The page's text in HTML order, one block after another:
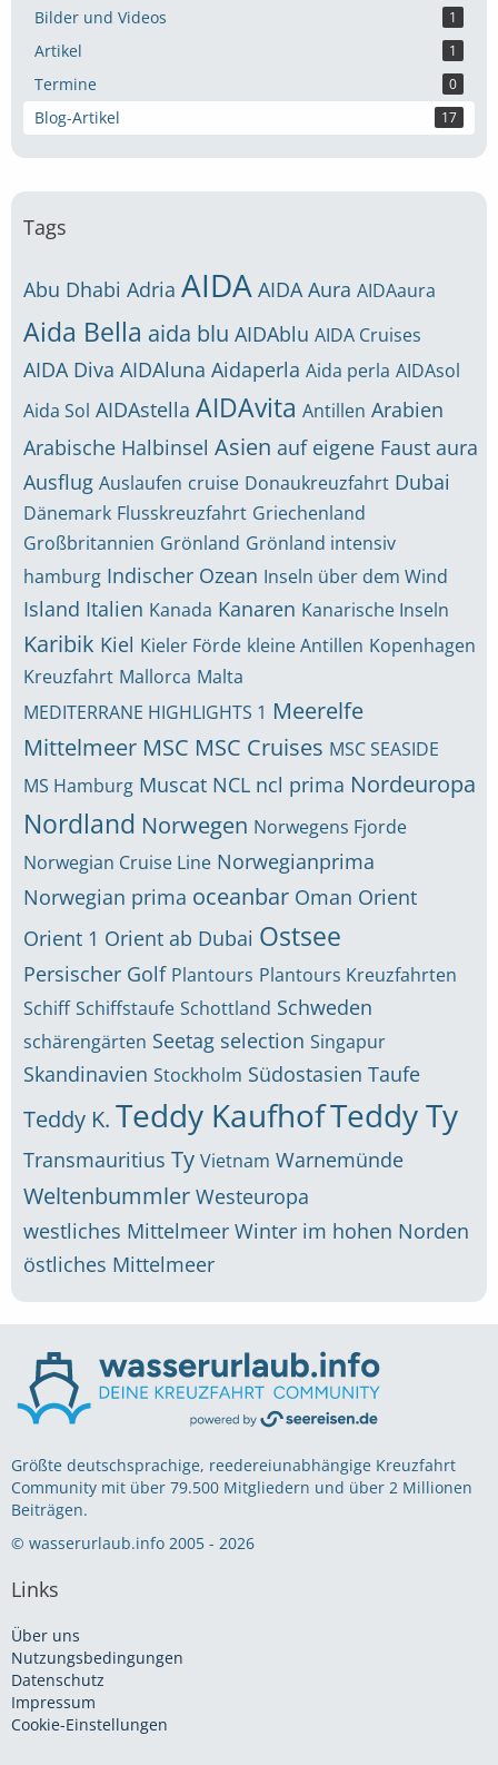
Bilder und Videos 1
Artikel 1
Termine 0
Blog-Artikel 17
Tags
Abu Dhabi Adria AIDA AIDA Aura AIDAaura
Aida Bella aida blu AIDAblu AIDA Cruises
AIDA Diva AIDAluna Aidaperla Aida perla AIDAsol
Aida Sol AIDAstella AIDAvita Antillen Arabien
Arabische Halbinsel Asien auf eigene Faust aura
Ausflug Auslaufen cruise Donaukreuzfahrt Dubai
Dänemark Flusskreuzfahrt Griechenland
Großbritannien Grönland Grönland intensiv
hamburg Indischer Ozean Inseln über dem Wind
Island Italien Kanada Kanaren Kanarische Inseln
Karibik Kiel Kieler Förde kleine Antillen Kopenhagen
Kreuzfahrt Mallorca Malta
MEDITERRANE HIGHLIGHTS 1 Meerelfe
Mittelmeer MSC MSC Cruises MSC SEASIDE
MS Hamburg Muscat NCL ncl prima Nordeuropa
Nordland Norwegen Norwegens Fjorde
Norwegian Cruise Line Norwegianprima
Norwegian prima oceanbar Oman Orient
Orient 1 Orient ab Dubai Ostsee
Persischer Golf Plantours Plantours Kreuzfahrten
Schiff Schiffstaufe Schottland Schweden
schärengärten Seetag selection Singapur
Skandinavien Stockholm Südostasien Taufe
Teddy K. Teddy KaufhofTeddy Ty
Transmauritius Ty Vietnam Warnemünde
Weltenbummler Westeuropa
westliches Mittelmeer Winter im hohen Norden
östliches Mittelmeer
Größte deutschsprachige, reedereiunabhängige Kreuzfahrt
Community mit über 79.500 Mitgliedern und über 2 Millionen
Beiträgen.
© wasserurlaub.info 2005 - 2026
Links
Über uns
Nutzungsbedingungen
Datenschutz
Impressum
Cookie-Einstellungen